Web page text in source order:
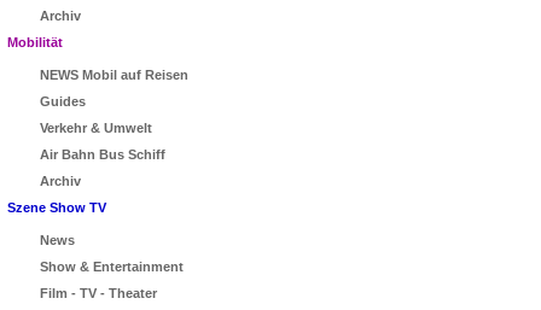
Archiv
Mobilität
NEWS Mobil auf Reisen
Guides
Verkehr & Umwelt
Air Bahn Bus Schiff
Archiv
Szene Show TV
News
Show & Entertainment
Film - TV - Theater